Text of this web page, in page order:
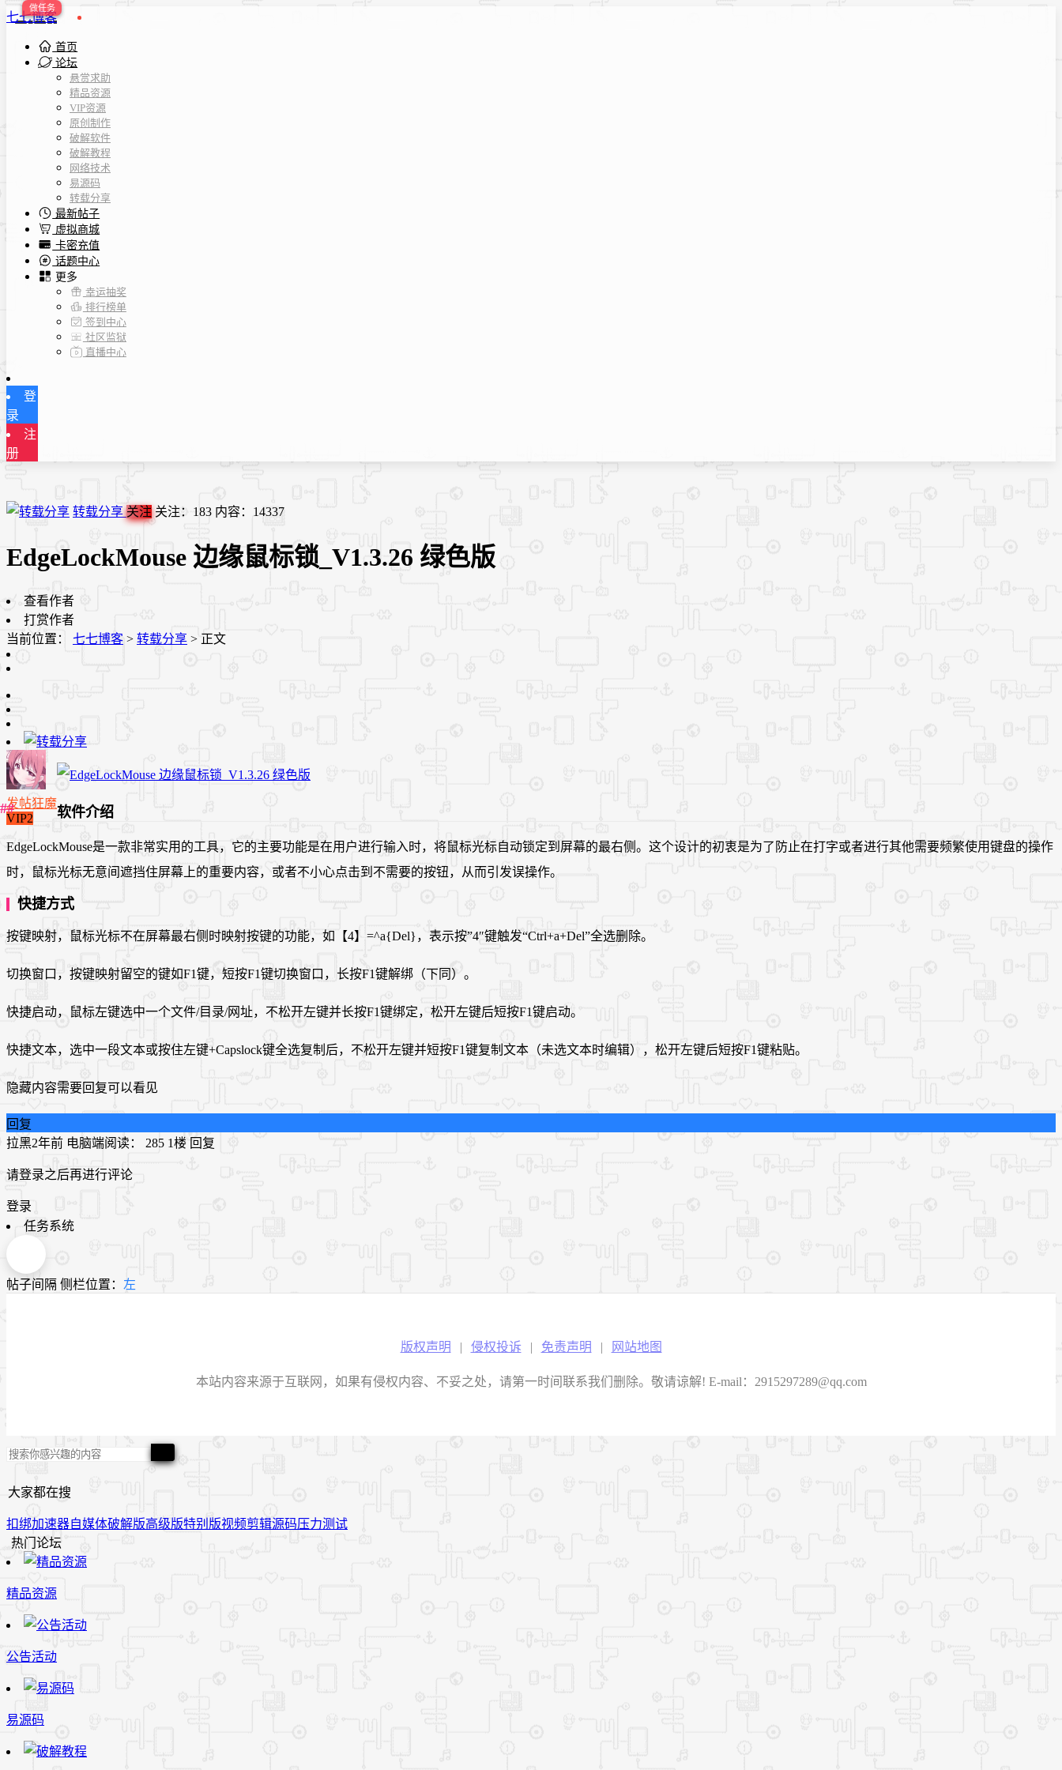
七七博客
首页
论坛
悬赏求助
精品资源
VIP资源
原创制作
破解软件
破解教程
网络技术
易源码
转载分享
最新帖子
虚拟商城
卡密充值
话题中心
更多
幸运抽奖
排行榜单
签到中心
社区监狱
直播中心
登
录
注
册
转载分享关注 关注： 183 内容： 14337
EdgeLockMouse 边缘鼠标锁_V1.3.26 绿色版
查看作者
打赏作者
当前位置： 七七博客 > 转载分享 > 正文
发帖狂魔
VIP2
软件介绍
EdgeLockMouse是一款非常实用的工具，它的主要功能是在用户进行输入时，将鼠标光标自动锁定到屏幕的最右侧。这个设计的初衷是为了防止在打字或者进行其他需要频繁使用键盘的操作
时，鼠标光标无意间遮挡住屏幕上的重要内容，或者不小心点击到不需要的按钮，从而引发误操作。
快捷方式
按键映射，鼠标光标不在屏幕最右侧时映射按键的功能，如【4】=^a{Del}，表示按”4″键触发“Ctrl+a+Del”全选删除。
切换窗口，按键映射留空的键如F1键，短按F1键切换窗口，长按F1键解绑（下同）。
快捷启动，鼠标左键选中一个文件/目录/网址，不松开左键并长按F1键绑定，松开左键后短按F1键启动。
快捷文本，选中一段文本或按住左键+Capslock键全选复制后，不松开左键并短按F1键复制文本（未选文本时编辑），松开左键后短按F1键粘贴。
隐藏内容需要回复可以看见
回复
拉黑2年前 电脑端阅读： 285 1楼 回复
请登录之后再进行评论
登录
任务系统
帖子间隔 侧栏位置： 左
版权声明 | 侵权投诉 | 免责声明 | 网站地图
本站内容来源于互联网，如果有侵权内容、不妥之处，请第一时间联系我们删除。敬请谅解! E-mail：2915297289@qq.com
大家都在搜
扣绑加速器自媒体破解版高级版特别版视频剪辑源码压力测试
热门论坛
精品资源
公告活动
易源码